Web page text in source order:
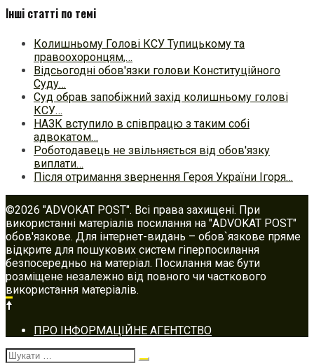
Інші статті по темі
Колишньому Голові КСУ Тупицькому та
правоохоронцям,…
Відсьогодні обов'язки голови Конституційного
Суду…
Суд обрав запобіжний захід колишньому голові
КСУ…
НАЗК вступило в співпрацю з таким собі
адвокатом…
Роботодавець не звільняється від обов'язку
виплати…
Після отримання звернення Героя України Ігоря…
©2026 "ADVOKAT POST". Всі права захищені. При
використанні матеріалів посилання на "ADVOKAT POST"
обов'язкове. Для інтернет-видань – обов`язкове пряме
відкрите для пошукових систем гіперпосилання
безпосередньо на матеріал. Посилання має бути
розміщене незалежно від повного чи часткового
використання матеріалів.
Footer
navigation
ПРО ІНФОРМАЦІЙНЕ АГЕНТСТВО
Шукати: